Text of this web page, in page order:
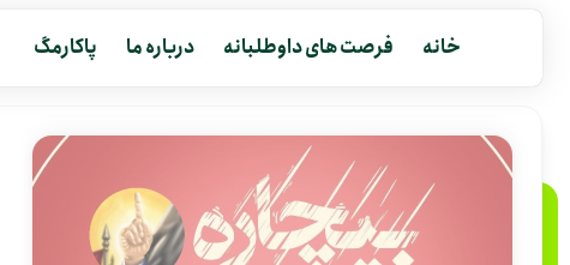
خانه فرصت های داوطلبانه درباره ما پاکارمگ